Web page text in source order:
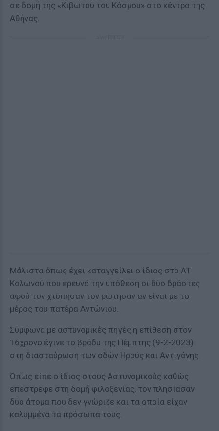
σε δομή της «Κιβωτού του Κόσμου» στο κέντρο της
Αθήνας.
Μάλιστα όπως έχει καταγγείλει ο ίδιος στο ΑΤ
Κολωνού που ερευνά την υπόθεση οι δύο δράστες
αφού τον χτύπησαν τον ρώτησαν αν είναι με το
μέρος του πατέρα Αντώνιου.
Σύμφωνα με αστυνομικές πηγές η επίθεση στον
16χρονο έγινε το βράδυ της Πέμπτης (9-2-2023)
στη διασταύρωση των οδών Ηρούς και Αντιγόνης.
Όπως είπε ο ίδιος στους Αστυνομικούς καθώς
επέστρεφε στη δομή φιλοξενίας, τον πλησίασαν
δύο άτομα που δεν γνώριζε και τα οποία είχαν
καλυμμένα τα πρόσωπά τους.